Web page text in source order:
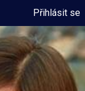
Přihlásit se